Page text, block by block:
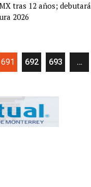
tras 12 años; debutará
2026
691 (current)
692 693 …